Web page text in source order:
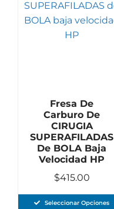
Fresa De
Carburo De
CIRUGIA
SUPERAFILADAS
De BOLA Baja
Velocidad HP
$415.00
Seleccionar Opciones